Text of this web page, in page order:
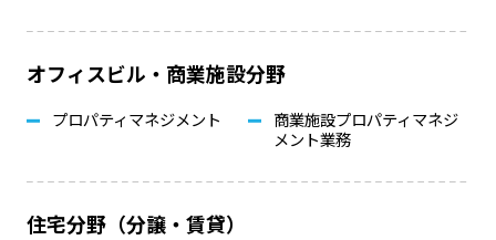
オフィスビル・商業施設分野
プロパティマネジメント
商業施設プロパティマネジ
メント業務
住宅分野（分譲・賃貸）